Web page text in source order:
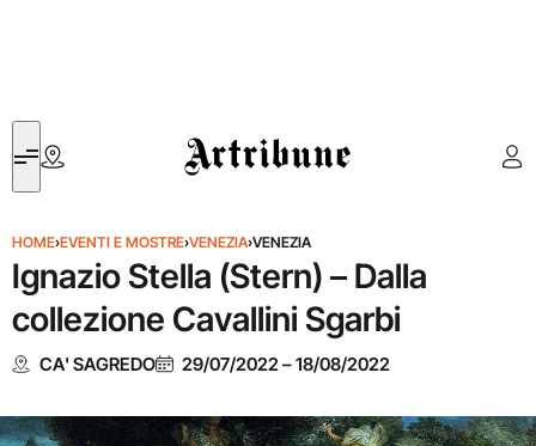
Artribune
HOME›EVENTI E MOSTRE›VENEZIA›VENEZIA
Ignazio Stella (Stern) – Dalla
collezione Cavallini Sgarbi
CA' SAGREDO 29/07/2022–18/08/2022